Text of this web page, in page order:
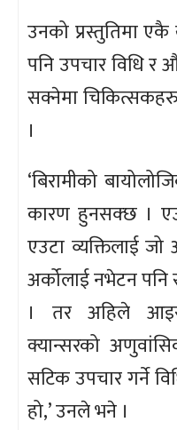
उनको प्रस्तुतिमा
पनि उपचार विधि
सक्नेमा
।
‘बिरामीको
कारण हुनसक्छ ।
एउटा व्यक्तिलाई
अर्कोलाई नभेटन
। तर अहिले
क्यान्सरको
सटिक उपचार गर्ने
हो,’ उनले भने ।